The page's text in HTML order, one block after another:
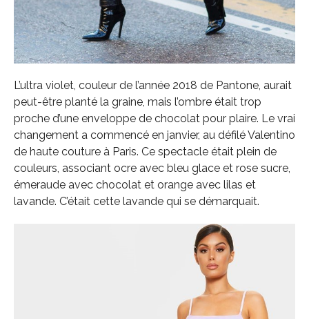
L’ultra violet, couleur de l’année 2018 de Pantone, aurait
peut-être planté la graine, mais l’ombre était trop
proche d’une enveloppe de chocolat pour plaire. Le vrai
changement a commencé en janvier, au défilé Valentino
de haute couture à Paris. Ce spectacle était plein de
couleurs, associant ocre avec bleu glace et rose sucre,
émeraude avec chocolat et orange avec lilas et
lavande. C’était cette lavande qui se démarquait.